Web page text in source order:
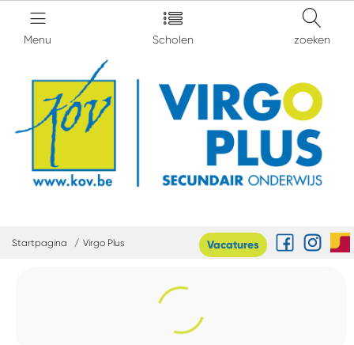
Menu Scholen zoeken
Startpagina Virgo Plus Vacatures